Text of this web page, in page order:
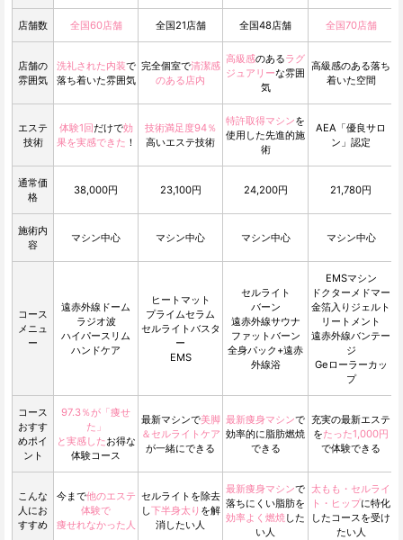
店舗数 全国60店舗 全国21店舗 全国48店舗 全国70店舗
店舗の
雰囲気
洗礼された内装で
落ち着いた雰囲気
完全個室で清潔感
のある店内
高級感のあるラグ
ジュアリーな雰囲
気
高級感のある落ち
着いた空間
エステ
技術
体験1回だけで効
果を実感できた ！
技術満足度94％
高いエステ技術
特許取得マシンを
使用した先進的施
術
AEA「優良サロ
ン」認定
通常価
格
38,000円 23,100円 24,200円 21,780円
施術内
容
マシン中心 マシン中心 マシン中心 マシン中心
コース
メニュ
ー
遠赤外線ドーム
ラジオ波
ハイパースリム
ハンドケア
ヒートマット
プライムセラム
セルライトバスタ
ー
EMS
セルライト
バーン
遠赤外線サウナ
ファットバーン
全身パック+遠赤
外線浴
EMSマシン
ドクターメドマー
金箔入りジェルト
リートメント
遠赤外線バンテー
ジ
Geローラーカッ
プ
コース
おすす
めポイ
ント
97.3％が「痩せ
た」
と実感したお得な
体験コース
最新マシンで美脚
＆セルライトケア
が一緒にできる
最新痩身マシンで
効率的に脂肪燃焼
できる
充実の最新エステ
をたった1,000円
で体験できる
こんな
人にお
すすめ
今まで他のエステ
体験で
痩せれなかった人
セルライトを除去
し下半身太り を解
消したい人
最新痩身マシンで
落ちにくい脂肪を
効率よく燃焼した
い人
太もも・セルライ
ト・ヒップに特化
したコースを受け
たい人